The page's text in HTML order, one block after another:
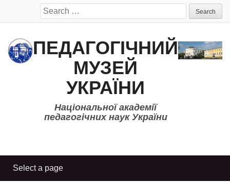
Search
for:
ПЕДАГОГІЧНИЙ
МУЗЕЙ
УКРАЇНИ
Національної академії
педагогічних наук України